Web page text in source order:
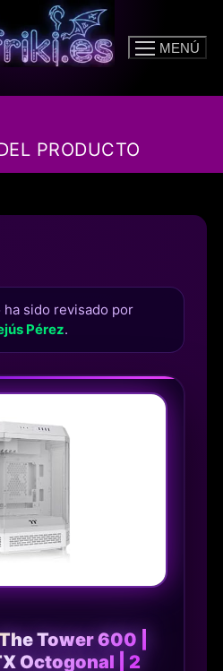
MENÚ
PRODUCTO
ha sido revisado por
Pérez.
Tower 600 |
Octogonal | 2